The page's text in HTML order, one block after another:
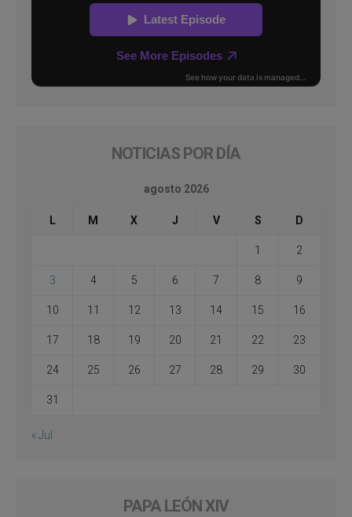
NOTICIAS POR DÍA
agosto 2026
L M X J V S D
1 2
3 4 5 6 7 8 9
10 11 12 13 14 15 16
17 18 19 20 21 22 23
24 25 26 27 28 29 30
31
« Jul
PAPA LEÓN XIV